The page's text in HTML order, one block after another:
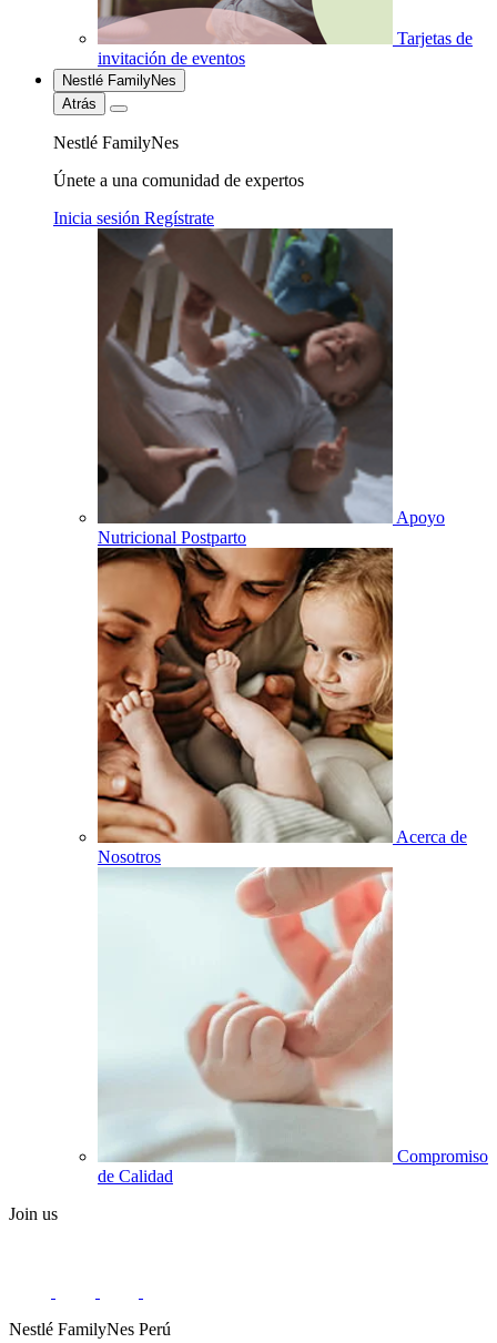
Tarjetas de
invitación de eventos
Nestlé FamilyNes
Atrás
Nestlé FamilyNes
Únete a una comunidad de expertos
Inicia sesión Regístrate
Apoyo
Nutricional Postparto
Acerca de
Nosotros
Compromiso
de Calidad
Join us
Nestlé FamilyNes Perú